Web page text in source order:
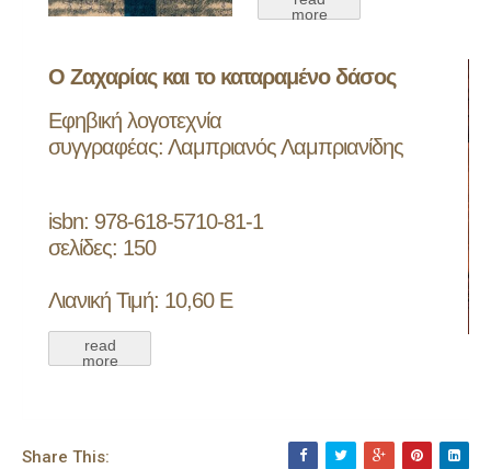
more
Ο Ζαχαρίας και το καταραμένο δάσος
Εφηβική λογοτεχνία
συγγραφέας: Λαμπριανός Λαμπριανίδης
isbn: 978-618-5710-81-1
σελίδες: 150
Λιανική Τιμή: 10,60 Ε
read
more
Share This: